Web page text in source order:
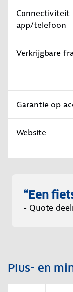
Connectiviteit
app/telefoon
Verkrijgbare
Garantie op
Website
“Een
- Quote
Plus- en